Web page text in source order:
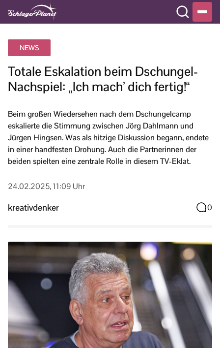
NEWS
Totale Eskalation beim Dschungel-
Nachspiel: „Ich mach’ dich fertig!“
Beim großen Wiedersehen nach dem Dschungelcamp
eskalierte die Stimmung zwischen Jörg Dahlmann und
Jürgen Hingsen. Was als hitzige Diskussion begann, endete
in einer handfesten Drohung. Auch die Partnerinnen der
beiden spielten eine zentrale Rolle in diesem TV-Eklat.
24.02.2025, 11:09 Uhr
kreativdenker 0